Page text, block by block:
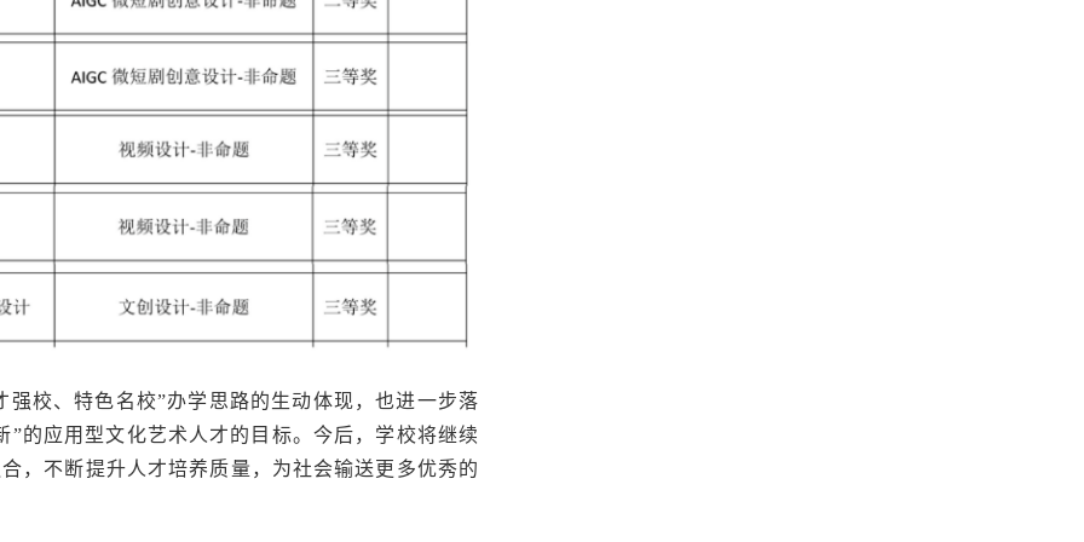
校、特色名校”办学思路的生动体现，也进一步落
的应用型文化艺术人才的目标。今后，学校将继续
，不断提升人才培养质量，为社会输送更多优秀的